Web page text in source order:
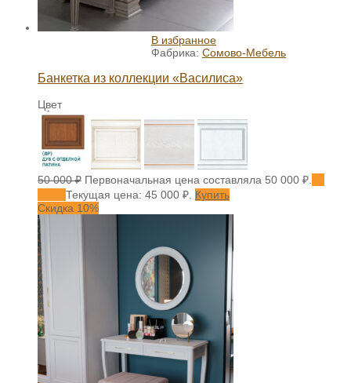
В избранное
Фабрика: Сомово-Мебель
Банкетка из коллекции «Василиса»
Цвет
50 000₽ Первоначальная цена составляла 50 000 ₽.
Текущая цена: 45 000 ₽. Купить
Скидка 10%